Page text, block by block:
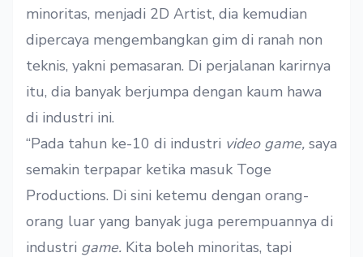
minoritas, menjadi 2D Artist, dia kemudian
dipercaya mengembangkan gim di ranah non
teknis, yakni pemasaran. Di perjalanan karirnya
itu, dia banyak berjumpa dengan kaum hawa
di industri ini.
“Pada tahun ke-10 di industri video game, saya
semakin terpapar ketika masuk Toge
Productions. Di sini ketemu dengan orang-
orang luar yang banyak juga perempuannya di
industri game. Kita boleh minoritas, tapi